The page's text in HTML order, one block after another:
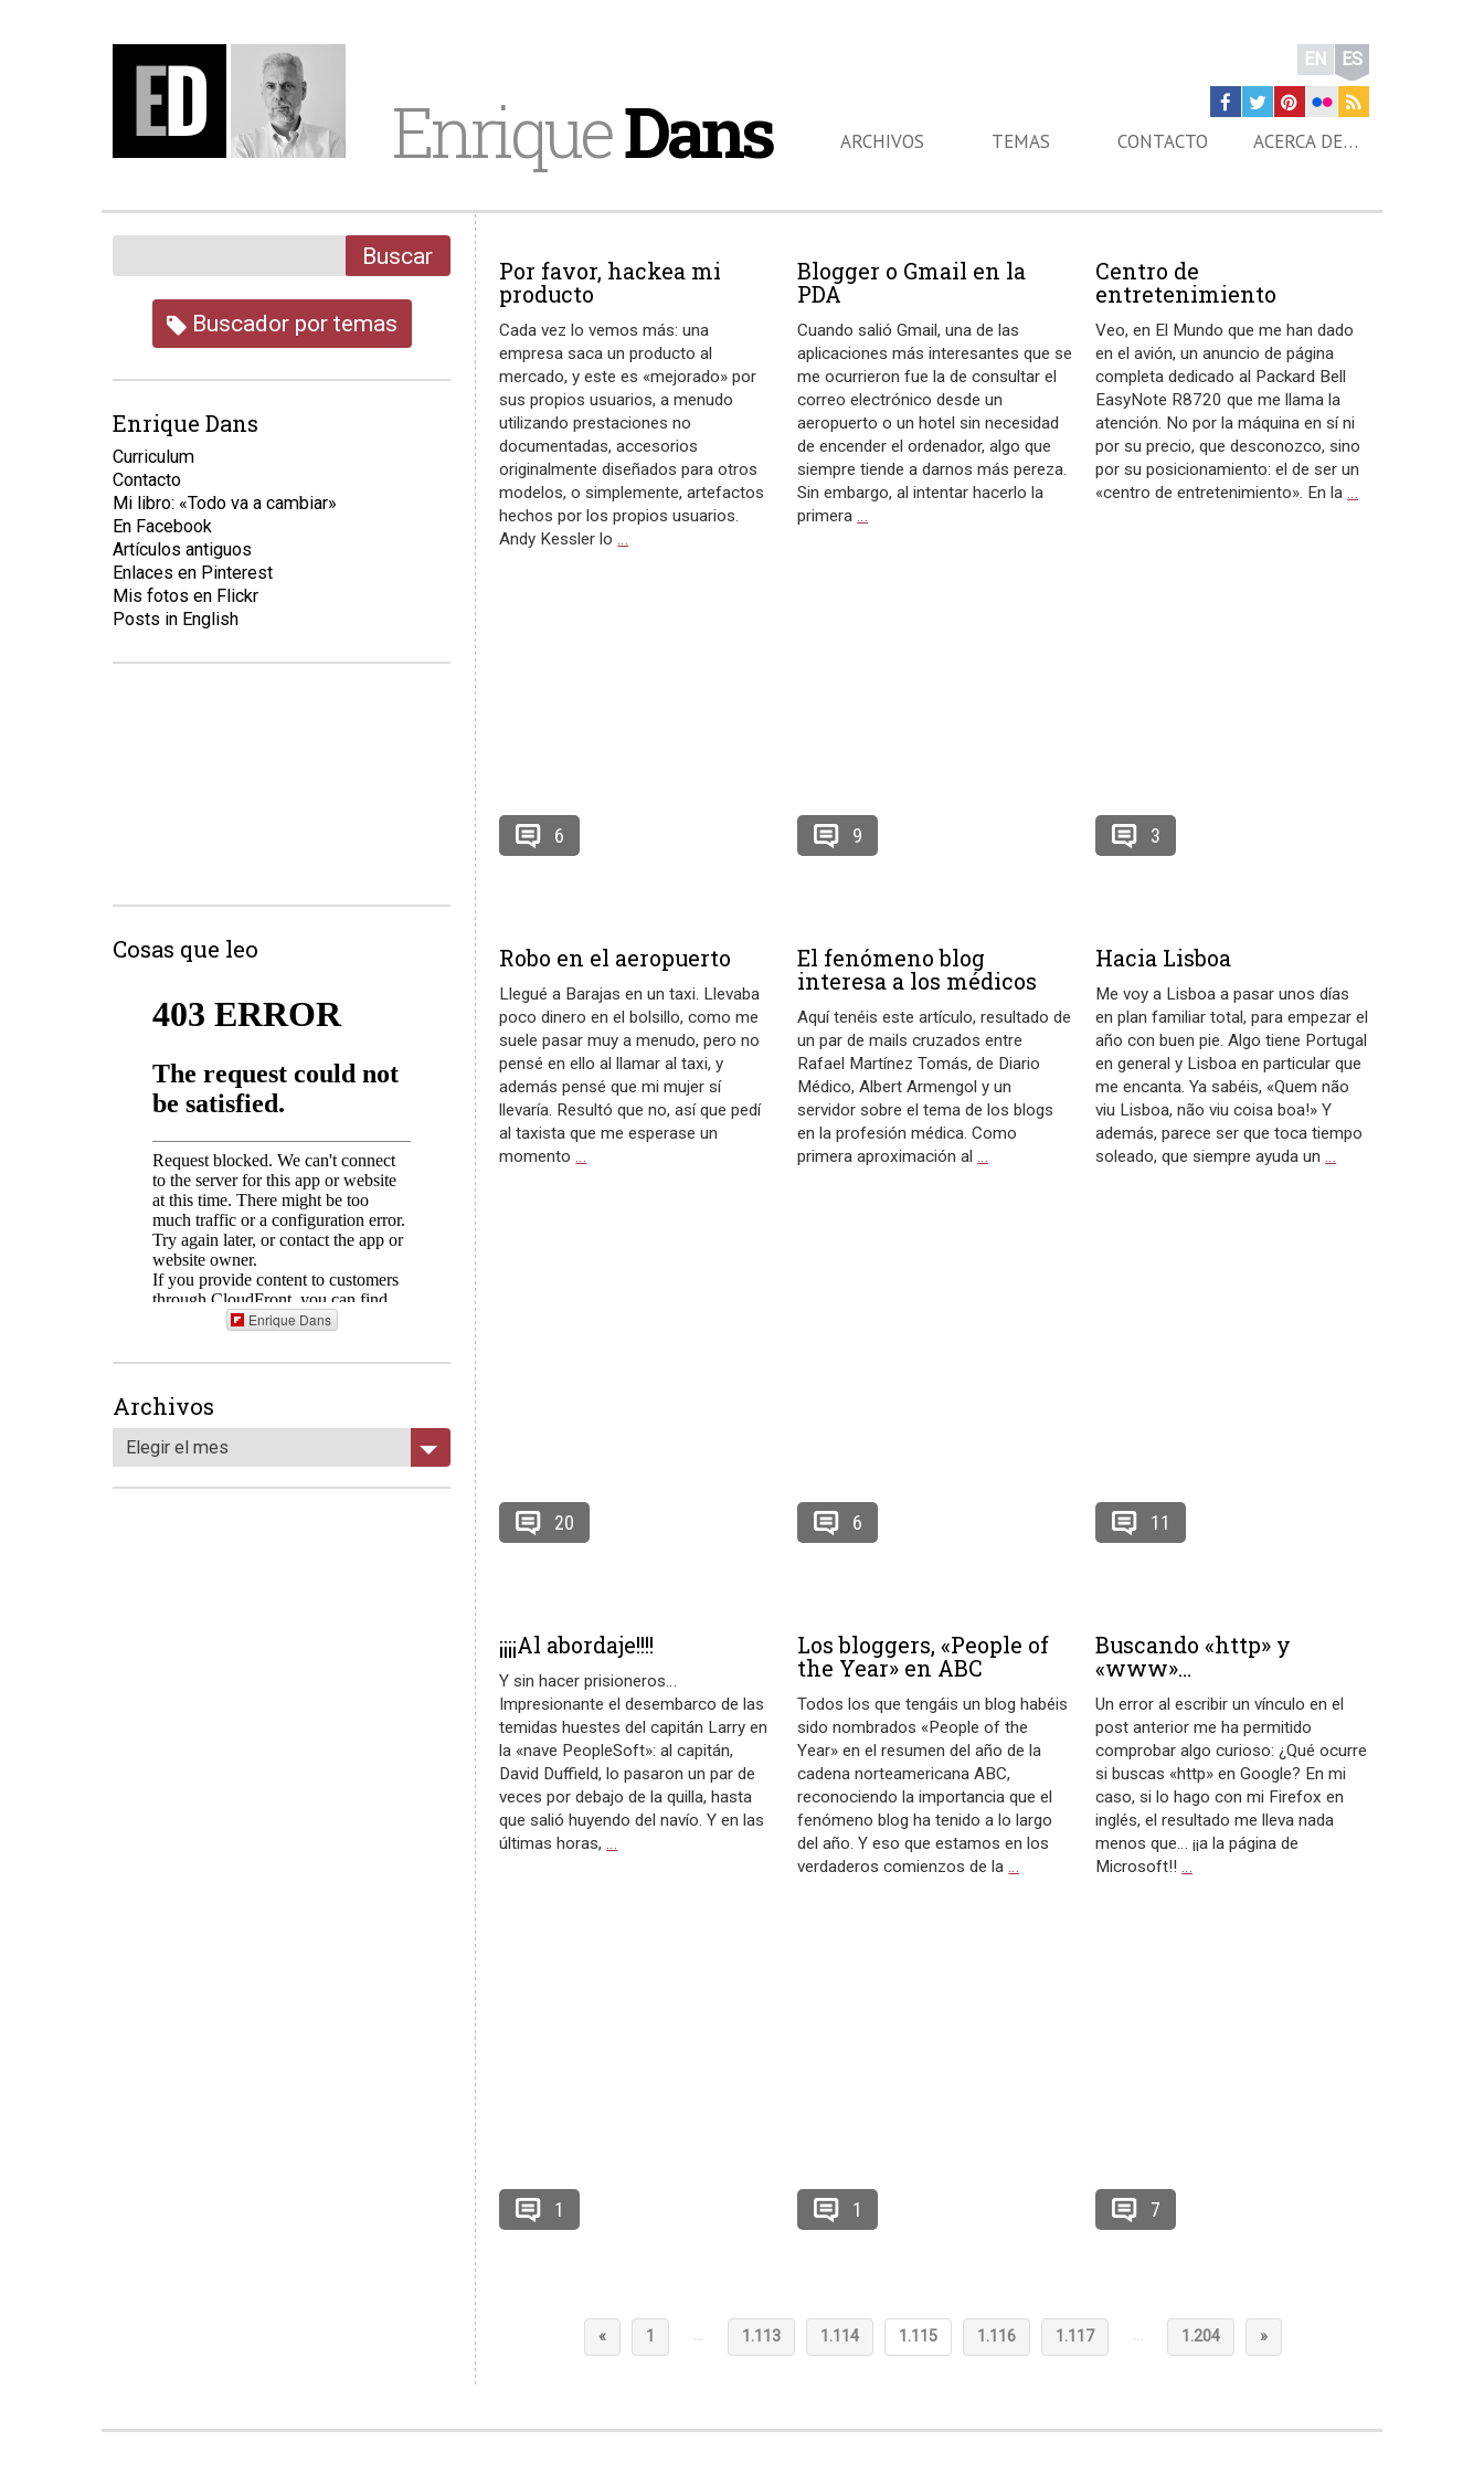
EnriqueDans
EN ES
ARCHIVOS TEMAS CONTACTO ACERCA DE…
Por favor, hackea mi
producto
Cada vez lo vemos más: una
empresa saca un producto al
mercado, y este es «mejorado» por
sus propios usuarios, a menudo
utilizando prestaciones no
documentadas, accesorios
originalmente diseñados para otros
modelos, o simplemente, artefactos
hechos por los propios usuarios.
Andy Kessler lo…
6
Blogger o Gmail en la
PDA
Cuando salió Gmail, una de las
aplicaciones más interesantes que se
me ocurrieron fue la de consultar el
correo electrónico desde un
aeropuerto o un hotel sin necesidad
de encender el ordenador, algo que
siempre tiende a darnos más pereza.
Sin embargo, al intentar hacerlo la
primera…
9
Centro de
entretenimiento
Veo, en El Mundo que me han dado
en el avión, un anuncio de página
completa dedicado al Packard Bell
EasyNote R8720 que me llama la
atención. No por la máquina en sí ni
por su precio, que desconozco, sino
por su posicionamiento: el de ser un
«centro de entretenimiento». En la…
3
Robo en el aeropuerto
Llegué a Barajas en un taxi. Llevaba
poco dinero en el bolsillo, como me
suele pasar muy a menudo, pero no
pensé en ello al llamar al taxi, y
además pensé que mi mujer sí
llevaría. Resultó que no, así que pedí
al taxista que me esperase un
momento…
20
El fenómeno blog
interesa a los médicos
Aquí tenéis este artículo, resultado de
un par de mails cruzados entre
Rafael Martínez Tomás, de Diario
Médico, Albert Armengol y un
servidor sobre el tema de los blogs
en la profesión médica. Como
primera aproximación al…
6
Hacia Lisboa
Me voy a Lisboa a pasar unos días
en plan familiar total, para empezar el
año con buen pie. Algo tiene Portugal
en general y Lisboa en particular que
me encanta. Ya sabéis, «Quem não
viu Lisboa, não viu coisa boa!» Y
además, parece ser que toca tiempo
soleado, que siempre ayuda un…
11
¡¡¡¡Al abordaje!!!!
Y sin hacer prisioneros…
Impresionante el desembarco de las
temidas huestes del capitán Larry en
la «nave PeopleSoft»: al capitán,
David Duffield, lo pasaron un par de
veces por debajo de la quilla, hasta
que salió huyendo del navío. Y en las
últimas horas,…
1
Los bloggers, «People of
the Year» en ABC
Todos los que tengáis un blog habéis
sido nombrados «People of the
Year» en el resumen del año de la
cadena norteamericana ABC,
reconociendo la importancia que el
fenómeno blog ha tenido a lo largo
del año. Y eso que estamos en los
verdaderos comienzos de la…
1
Buscando «http» y
«www»…
Un error al escribir un vínculo en el
post anterior me ha permitido
comprobar algo curioso: ¿Qué ocurre
si buscas «http» en Google? En mi
caso, si lo hago con mi Firefox en
inglés, el resultado me lleva nada
menos que… ¡¡a la página de
Microsoft!!…
7
« 1 … 1.113 1.114 1.115 1.116 1.117 … 1.204 »
Buscar
Buscador por temas
Enrique Dans
Curriculum
Contacto
Mi libro: «Todo va a cambiar»
En Facebook
Artículos antiguos
Enlaces en Pinterest
Mis fotos en Flickr
Posts in English
Cosas que leo
Enrique Dans
Archivos
Elegir el mes